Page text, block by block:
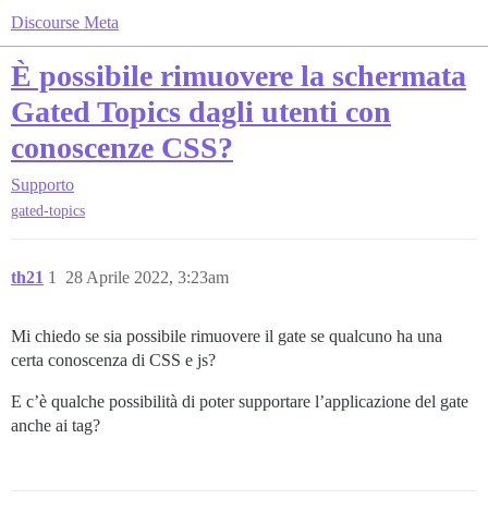
Discourse Meta
È possibile rimuovere la schermata
Gated Topics dagli utenti con
conoscenze CSS?
Supporto
gated-topics
th21 28 Aprile 2022, 3:23am
1
Mi chiedo se sia possibile rimuovere il gate se qualcuno ha una
certa conoscenza di CSS e js?
E c’è qualche possibilità di poter supportare l’applicazione del gate
anche ai tag?